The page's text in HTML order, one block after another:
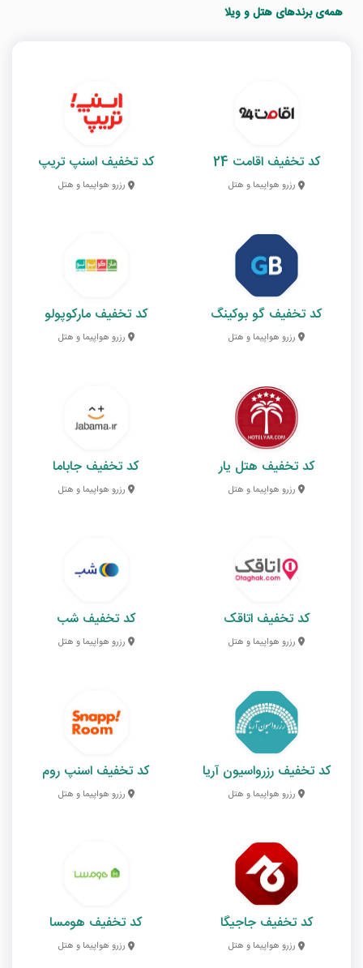
همه‌ی برندهای هتل و ویلا
کد تخفیف اقامت 24
رزرو هواپیما و هتل
کد تخفیف اسنپ تریپ
رزرو هواپیما و هتل
کد تخفیف گو بوکینگ
رزرو هواپیما و هتل
کد تخفیف مارکوپولو
رزرو هواپیما و هتل
کد تخفیف هتل یار
رزرو هواپیما و هتل
کد تخفیف جاباما
رزرو هواپیما و هتل
کد تخفیف اتاقک
رزرو هواپیما و هتل
کد تخفیف شب
رزرو هواپیما و هتل
کد تخفیف رزرواسیون آریا
رزرو هواپیما و هتل
کد تخفیف اسنپ روم
رزرو هواپیما و هتل
کد تخفیف جاجیگا
رزرو هواپیما و هتل
کد تخفیف هومسا
رزرو هواپیما و هتل